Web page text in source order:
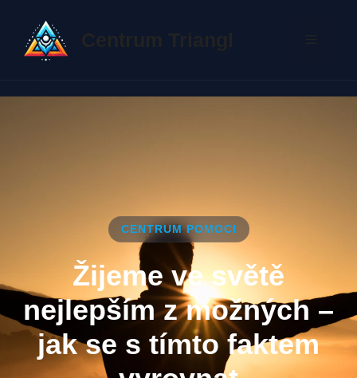
obsah
CENTRUM POMOCI
Žijeme ve světě
nejlepším z možných –
jak se s tímto faktem